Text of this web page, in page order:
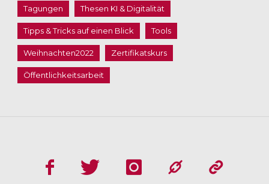
Tagungen Thesen KI & Digitalität
Tipps & Tricks auf einen Blick Tools
Weihnachten2022 Zertifikatskurs
Öffentlichkeitsarbeit